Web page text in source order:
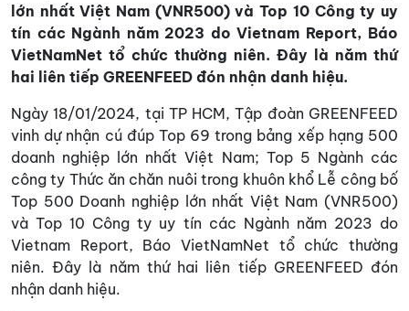
lớn nhất Việt Nam (VNR500) và Top 10 Công ty uy
tín các Ngành năm 2023 do Vietnam Report, Báo
VietNamNet tổ chức thường niên. Đây là năm thứ
hai liên tiếp GREENFEED đón nhận danh hiệu.
Ngày 18/01/2024, tại TP HCM, Tập đoàn GREENFEED
vinh dự nhận cú đúp Top 69 trong bảng xếp hạng 500
doanh nghiệp lớn nhất Việt Nam; Top 5 Ngành các
công ty Thức ăn chăn nuôi trong khuôn khổ Lễ công bố
Top 500 Doanh nghiệp lớn nhất Việt Nam (VNR500)
và Top 10 Công ty uy tín các Ngành năm 2023 do
Vietnam Report, Báo VietNamNet tổ chức thường
niên. Đây là năm thứ hai liên tiếp GREENFEED đón
nhận danh hiệu.